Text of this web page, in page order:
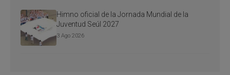
Himno oficial de la Jornada Mundial de la
Juventud Seúl 2027
3 Ago 2026